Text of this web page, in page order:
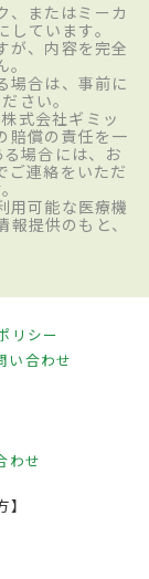
、またはミーカ
ています。
が、内容を完全
場合は、事前に
さい。
式会社ギミッ
賠償の責任を一
場合には、お
ご連絡をいただ
用可能な医療機
提供のもと、
リシー
い合わせ
わせ